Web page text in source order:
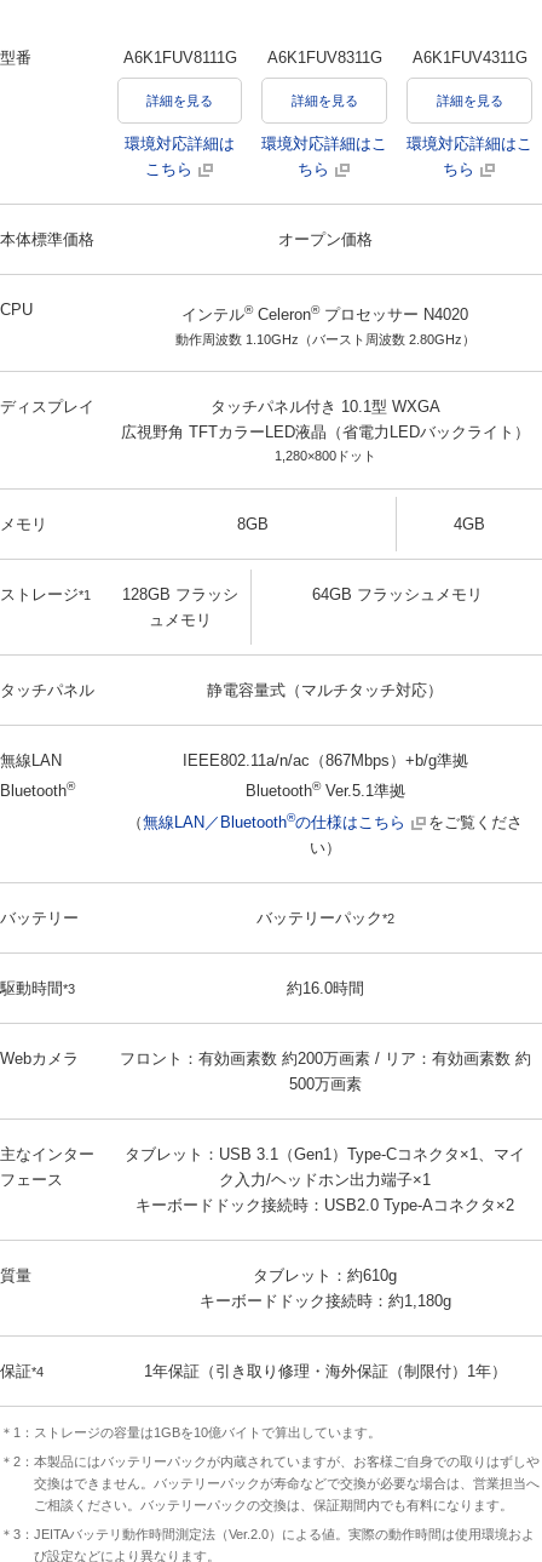
型番 A6K1FUV8111G
詳細を見る
環境対応詳細は
こちら
A6K1FUV8311G
詳細を見る
環境対応詳細はこ
ちら
A6K1FUV4311G
詳細を見る
環境対応詳細はこ
ちら
本体標準価格 オープン価格
CPU インテル®Celeron®プロセッサー N4020
動作周波数 1.10GHz（バースト周波数 2.80GHz）
ディスプレイ
タッチパネル付き 10.1型 WXGA
広視野角 TFTカラーLED液晶（省電力LEDバックライト）
1,280×800ドット
メモリ 8GB 4GB
ストレージ*1
128GB フラッシ
ュメモリ
64GB フラッシュメモリ
タッチパネル 静電容量式（マルチタッチ対応）
無線LAN
Bluetooth®
IEEE802.11a/n/ac（867Mbps）+b/g準拠
Bluetooth®Ver.5.1準拠
（無線LAN／Bluetooth®の仕様はこちら
をご覧くださ
い）
バッテリー バッテリーパック*2
駆動時間*3 約16.0時間
Webカメラ
フロント：有効画素数 約200万画素 / リア：有効画素数 約
500万画素
主なインター
フェース
タブレット：USB 3.1（Gen1）Type-Cコネクタ×1、マイ
ク入力/ヘッドホン出力端子×1
キーボードドック接続時：USB2.0 Type-Aコネクタ×2
質量
タブレット：約610g
キーボードドック接続時：約1,180g
保証*4 1年保証（引き取り修理・海外保証（制限付）1年）
＊1：ストレージの容量は1GBを10億バイトで算出しています。
＊2：本製品にはバッテリーパックが内蔵されていますが、お客様ご自身での取りはずしや
交換はできません。バッテリーパックが寿命などで交換が必要な場合は、営業担当へ
ご相談ください。バッテリーパックの交換は、保証期間内でも有料になります。
＊3：JEITAバッテリ動作時間測定法（Ver.2.0）による値。実際の動作時間は使用環境およ
び設定などにより異なります。